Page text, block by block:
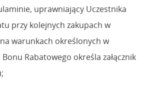
uprawniający Uczestnika
przy kolejnych zakupach w
warunkach określonych w
Rabatowego określa załącznik